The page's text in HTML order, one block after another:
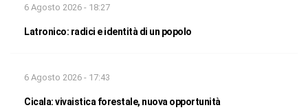
6 Agosto 2026 - 18:27
Latronico: radici e identità di un popolo
6 Agosto 2026 - 17:43
Cicala: vivaistica forestale, nuova opportunità